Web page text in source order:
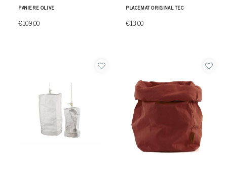
PANIERE OLIVE
€109,00
PLACEMAT ORIGINAL TEC
€13,00